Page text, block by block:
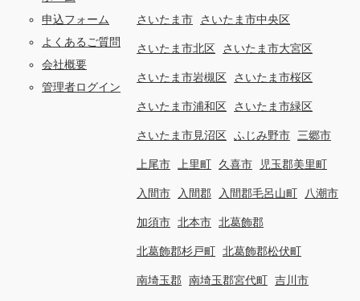
申込フォーム
よくあるご質問
会社概要
管理者ログイン
さいたま市 さいたま市中央区
さいたま市北区 さいたま市大宮区
さいたま市岩槻区 さいたま市桜区
さいたま市浦和区 さいたま市緑区
さいたま市見沼区 ふじみ野市 三郷市
上尾市 上里町 久喜市 児玉郡美里町
入間市 入間郡 入間郡毛呂山町 八潮市
加須市 北本市 北葛飾郡
北葛飾郡杉戸町 北葛飾郡松伏町
南埼玉郡 南埼玉郡宮代町 吉川市